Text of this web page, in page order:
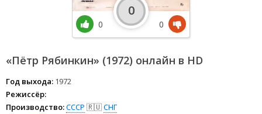
«Пётр Рябинкин» (1972) онлайн в HD
Год выхода: 1972
Режиссёр:
Производство:СССР 🇷🇺СНГ
0
0
0